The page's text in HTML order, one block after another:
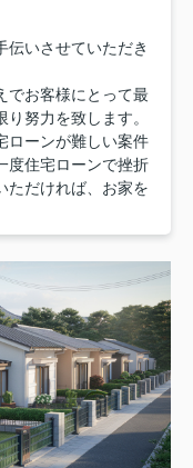
伝いさせていただき
でお客様にとって最
努力を致します。
ローンが難しい案件
度住宅ローンで挫折
ただければ、お家を